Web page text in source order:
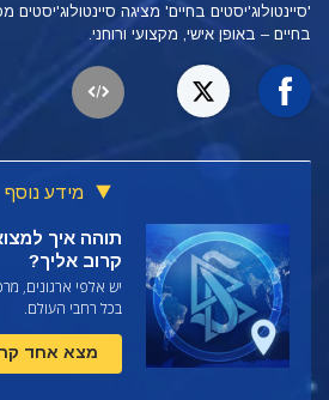
'סיינטולוג'יסטים בחיים' מציגה
בחיים – באופן אישי, מקצועי ורוחני.
מידע נוסף
קרוב אליך?
בכל רחבי העולם.
מצא אחד